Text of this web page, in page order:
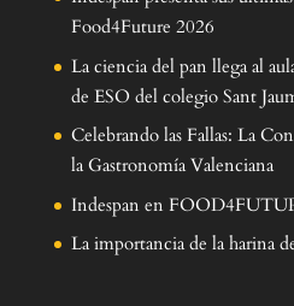
Food4Future 2026
La ciencia del pan llega al
de ESO del colegio Sant
Celebrando las Fallas: La
la Gastronomía Valenciana
Indespan en
La importancia de la harina